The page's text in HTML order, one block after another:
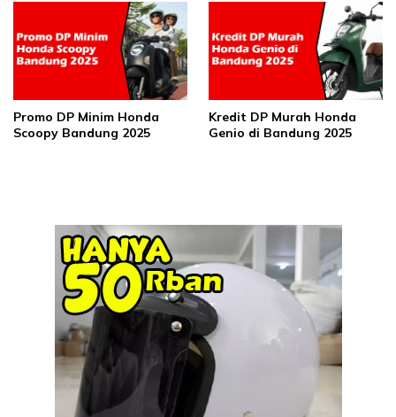
Promo DP Minim Honda
Scoopy Bandung 2025
Kredit DP Murah Honda
Genio di Bandung 2025